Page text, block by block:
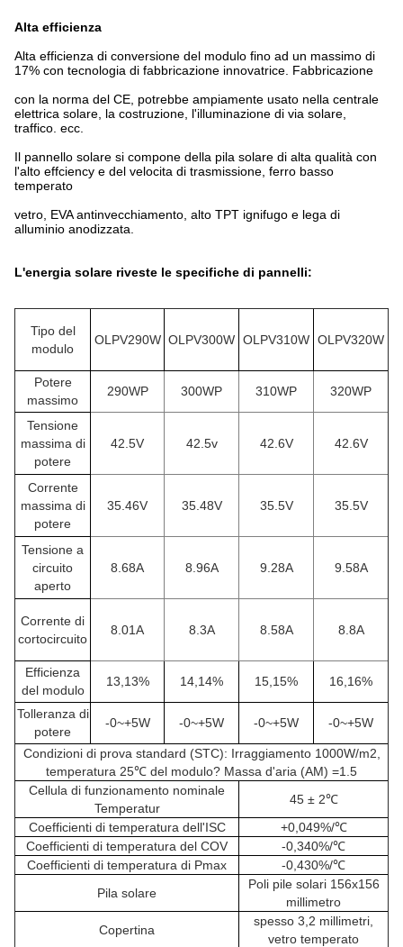
Alta efficienza
Alta efficienza di conversione del modulo fino ad un massimo di
17% con tecnologia di fabbricazione innovatrice. Fabbricazione
con la norma del CE, potrebbe ampiamente usato nella centrale
elettrica solare, la costruzione, l'illuminazione di via solare,
traffico. ecc.
Il pannello solare si compone della pila solare di alta qualità con
l'alto effciency e del velocita di trasmissione, ferro basso
temperato
vetro, EVA antinvecchiamento, alto TPT ignifugo e lega di
alluminio anodizzata.
L'energia solare riveste le specifiche di pannelli:
Tipo del
modulo
OLPV290W OLPV300W OLPV310W OLPV320W
Potere
massimo
290WP 300WP 310WP 320WP
Tensione
massima di
potere
42.5V 42.5v 42.6V 42.6V
Corrente
massima di
potere
35.46V 35.48V 35.5V 35.5V
Tensione a
circuito
aperto
8.68A 8.96A 9.28A 9.58A
Corrente di
cortocircuito
8.01A 8.3A 8.58A 8.8A
Efficienza
del modulo
13,13% 14,14% 15,15% 16,16%
Tolleranza di
potere
-0~+5W -0~+5W -0~+5W -0~+5W
Condizioni di prova standard (STC): Irraggiamento 1000W/m2,
temperatura 25℃ del modulo? Massa d'aria (AM) =1.5
Cellula di funzionamento nominale
Temperatur
45 ± 2℃
Coefficienti di temperatura dell'ISC
+0,049%/℃
Coefficienti di temperatura del COV
-0,340%/℃
Coefficienti di temperatura di Pmax
-0,430%/℃
Pila solare
Poli pile solari 156x156
millimetro
Copertina
spesso 3,2 millimetri,
vetro temperato